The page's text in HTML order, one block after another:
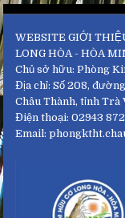
WEBSITE GIỚI
LONG HÒA - HÒA
Chủ sở hữu: Phòng
Địa chỉ: Số 208,
Châu Thành, tỉnh Trà
Điện thoại: 02943
Email: